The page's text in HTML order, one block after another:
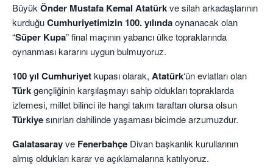
Büyük Önder Mustafa Kemal Atatürkve silah arkadaşlarının
kurduğuCumhuriyetimizin 100. yılındaoynanacak olan
“Süper Kupa” final maçının yabancı ülke topraklarında
oynanması kararını uygun bulmuyoruz.
100 yıl Cumhuriyetkupası olarak, Atatürk‘ün evlatları olan
Türkgençliğinin karşılaşmayı sahip oldukları topraklarda
izlemesi, millet bilinci ile hangi takım taraftarı olursa olsun
Türkiyesınırları dahilinde yaşaması bicimde arzumuzdur.
Galatasarayve Fenerbahçe Divan başkanlık kurullarının
almış oldukları karar ve açıklamalarına katılıyoruz.